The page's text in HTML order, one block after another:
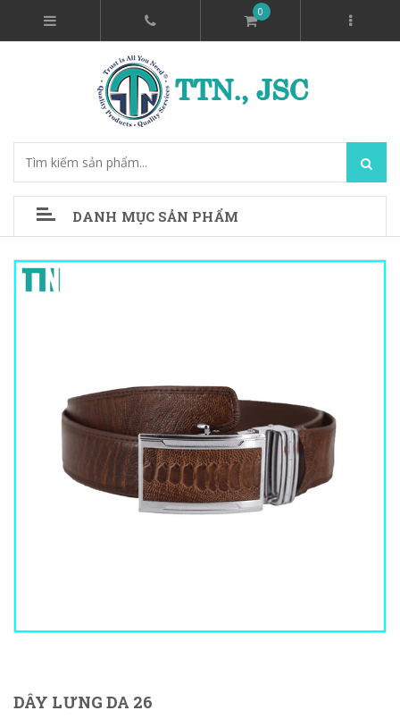
0
DANH MỤC SẢN PHẨM
DÂY LƯNG DA 26